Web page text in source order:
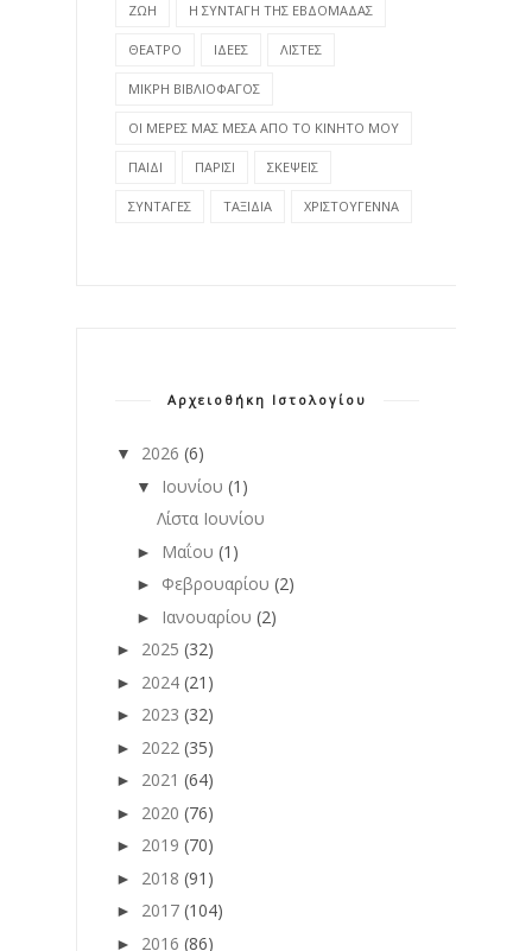
ΖΩΗ Η ΣΥΝΤΑΓΗ ΤΗΣ ΕΒΔΟΜΑΔΑΣ
ΘΕΑΤΡΟ ΙΔΕΕΣ ΛΙΣΤΕΣ
ΜΙΚΡΗ ΒΙΒΛΙΟΦΑΓΟΣ
ΟΙ ΜΕΡΕΣ ΜΑΣ ΜΕΣΑ ΑΠΟ ΤΟ ΚΙΝΗΤΟ ΜΟΥ
ΠΑΙΔΙ ΠΑΡΙΣΙ ΣΚΕΨΕΙΣ
ΣΥΝΤΑΓΕΣ ΤΑΞΙΔΙΑ ΧΡΙΣΤΟΥΓΕΝΝΑ
Αρχειοθήκη Ιστολογίου
▼ 2026 (6)
▼ Ιουνίου (1)
Λίστα Ιουνίου
► Μαΐου (1)
► Φεβρουαρίου (2)
► Ιανουαρίου (2)
► 2025 (32)
► 2024 (21)
► 2023 (32)
► 2022 (35)
► 2021 (64)
► 2020 (76)
► 2019 (70)
► 2018 (91)
► 2017 (104)
► 2016 (86)